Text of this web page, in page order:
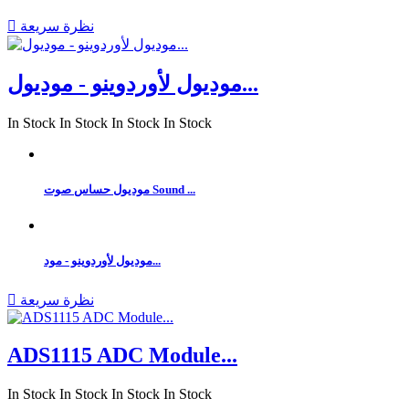
 نظرة سريعة
موديول لأوردوينو - موديول...
In Stock In Stock In Stock In Stock
موديول حساس صوت Sound ...
موديول لأوردوينو - مود...
 نظرة سريعة
ADS1115 ADC Module...
In Stock In Stock In Stock In Stock